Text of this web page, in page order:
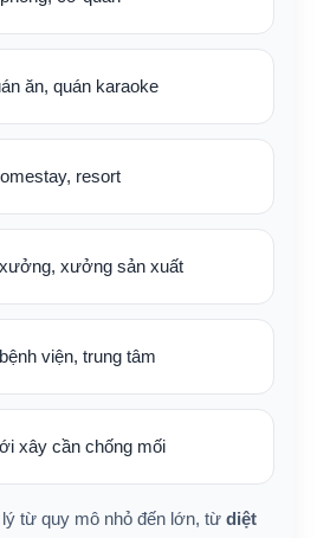
ăn, quán karaoke
resort
xưởng sản xuất
viện, trung tâm
xây cần chống mối
từ quy mô nhỏ đến lớn, từ diệt